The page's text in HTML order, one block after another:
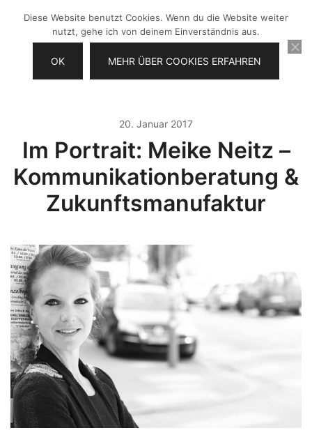
springen
20. Januar 2017
Im Portrait: Meike Neitz –
Kommunikationberatung &
Zukunftsmanufaktur
Diese Website benutzt Cookies. Wenn du die Website weiter
nutzt, gehe ich von deinem Einverständnis aus.
OK MEHR ÜBER COOKIES ERFAHREN